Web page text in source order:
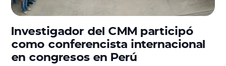
Investigador del CMM participó
como conferencista internacional
en congresos en Perú